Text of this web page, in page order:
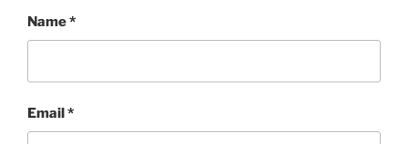
Name*
Email*